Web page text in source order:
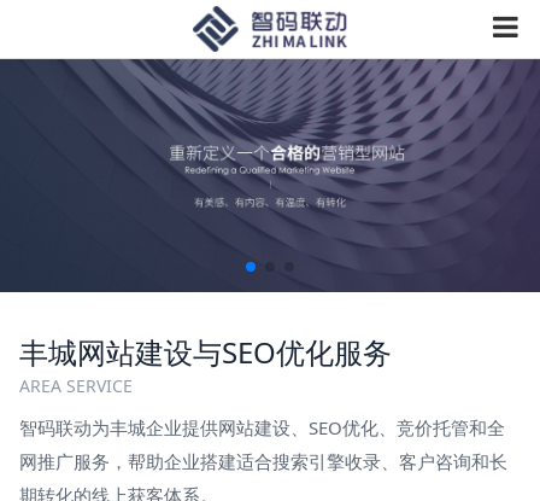
丰城网站建设与SEO优化服务
AREA SERVICE
智码联动为丰城企业提供网站建设、SEO优化、竞价托管和全
网推广服务，帮助企业搭建适合搜索引擎收录、客户咨询和长
期转化的线上获客体系。